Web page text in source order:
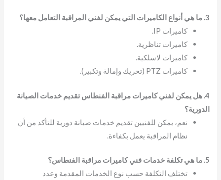
3. ما هي أنواع الكاميرات التي يمكن لفني المراقبة التعامل معها؟
كاميرات IP.
كاميرات تناظرية.
كاميرات لاسلكية.
كاميرات PTZ (تحريك وإمالة وتكبير).
4. هل يمكن لفني كاميرات مراقبة الفنطاس تقديم خدمات الصيانة
الدورية؟
نعم، يمكن للفنيين تقديم خدمات صيانة دورية للتأكد من أن
نظام المراقبة يعمل بكفاءة.
5. ما هي تكلفة خدمات فني كاميرات مراقبة الفنطاس؟
تختلف التكلفة حسب نوع الخدمات المقدمة وعدد